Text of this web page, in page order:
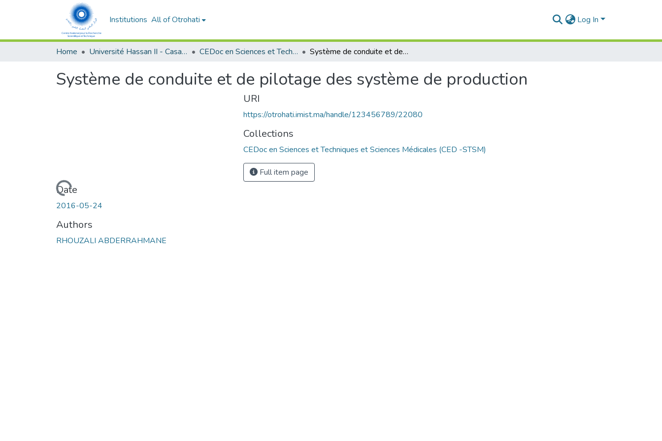
Institutions All of Otrohati Log In
Home Université Hassan II - Casablanca CEDoc en Sciences et Techniques et Sciences Médicales (CED -STSM) Système de conduite et de pilotage des système de production
Système de conduite et de pilotage des système de production
Loading...
Date
2016-05-24
Authors
RHOUZALI ABDERRAHMANE
URI
https://otrohati.imist.ma/handle/123456789/22080
Collections
CEDoc en Sciences et Techniques et Sciences Médicales (CED -STSM)
Full item page